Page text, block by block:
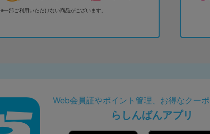
※一部ご利用いただけない商品がございます。
Web会員証やポイント管理、お得なクー
らしんばんアプリ